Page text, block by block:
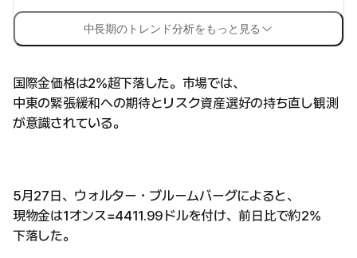
中長期のトレンド分析をもっと見る
国際金価格は2%超下落した。市場では、
中東の緊張緩和への期待とリスク資産選好の持ち直し観測
が意識されている。
5月27日、ウォルター・ブルームバーグによると、
現物金は1オンス=4411.99ドルを付け、前日比で約2%
下落した。